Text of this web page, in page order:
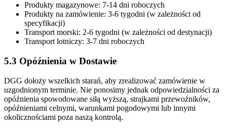
Produkty magazynowe: 7-14 dni roboczych
Produkty na zamówienie: 3-6 tygodni (w zależności od
specyfikacji)
Transport morski: 2-6 tygodni (w zależności od destynacji)
Transport lotniczy: 3-7 dni roboczych
5.3 Opóźnienia w Dostawie
DGG dołoży wszelkich starań, aby zrealizować zamówienie w
uzgodnionym terminie. Nie ponosimy jednak odpowiedzialności za
opóźnienia spowodowane siłą wyższą, strajkami przewoźników,
opóźnieniami celnymi, warunkami pogodowymi lub innymi
okolicznościami poza naszą kontrolą.